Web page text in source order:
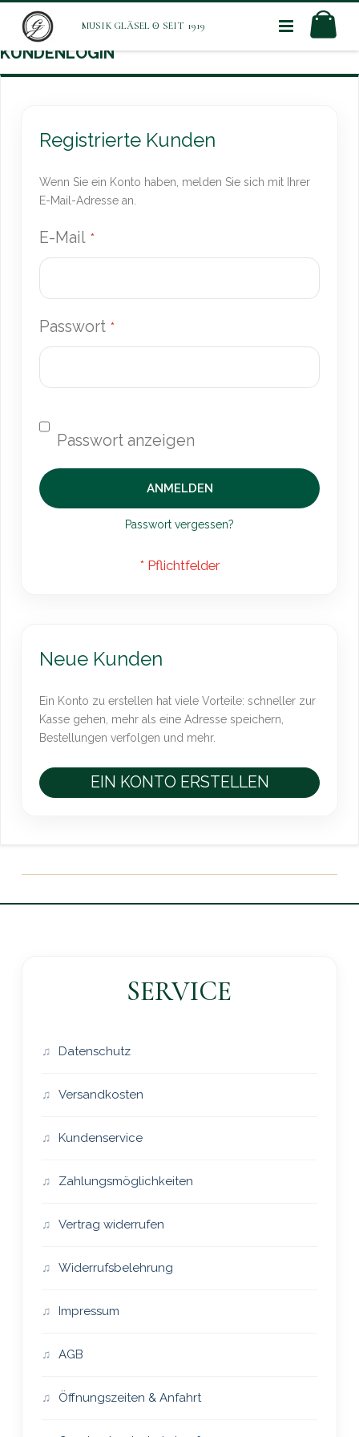
Direkt
zum
KUNDENLOGIN
Registrierte Kunden
Wenn Sie ein Konto haben, melden Sie sich mit Ihrer
E-Mail-Adresse an.
E-Mail
Passwort
ANMELDEN
Passwort vergessen?
Neue Kunden
Ein Konto zu erstellen hat viele Vorteile: schneller zur
Kasse gehen, mehr als eine Adresse speichern,
Bestellungen verfolgen und mehr.
EIN KONTO ERSTELLEN
SERVICE
Datenschutz
Versandkosten
Kundenservice
Zahlungsmöglichkeiten
Vertrag widerrufen
Widerrufsbelehrung
Impressum
AGB
Öffnungszeiten & Anfahrt